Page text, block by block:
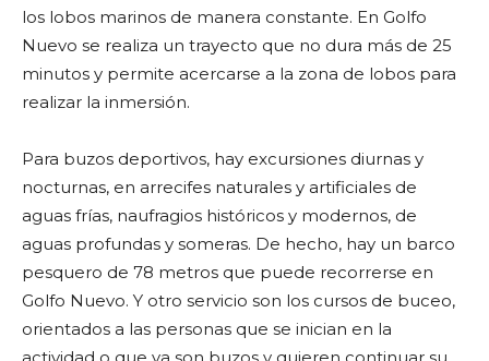
los lobos marinos de manera constante. En Golfo
Nuevo se realiza un trayecto que no dura más de 25
minutos y permite acercarse a la zona de lobos para
realizar la inmersión.
Para buzos deportivos, hay excursiones diurnas y
nocturnas, en arrecifes naturales y artificiales de
aguas frías, naufragios históricos y modernos, de
aguas profundas y someras. De hecho, hay un barco
pesquero de 78 metros que puede recorrerse en
Golfo Nuevo. Y otro servicio son los cursos de buceo,
orientados a las personas que se inician en la